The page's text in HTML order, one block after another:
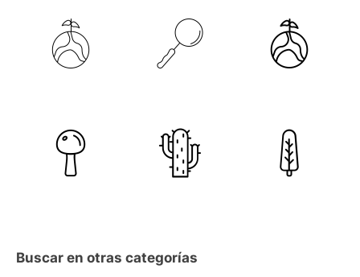
Buscar en otras categorías